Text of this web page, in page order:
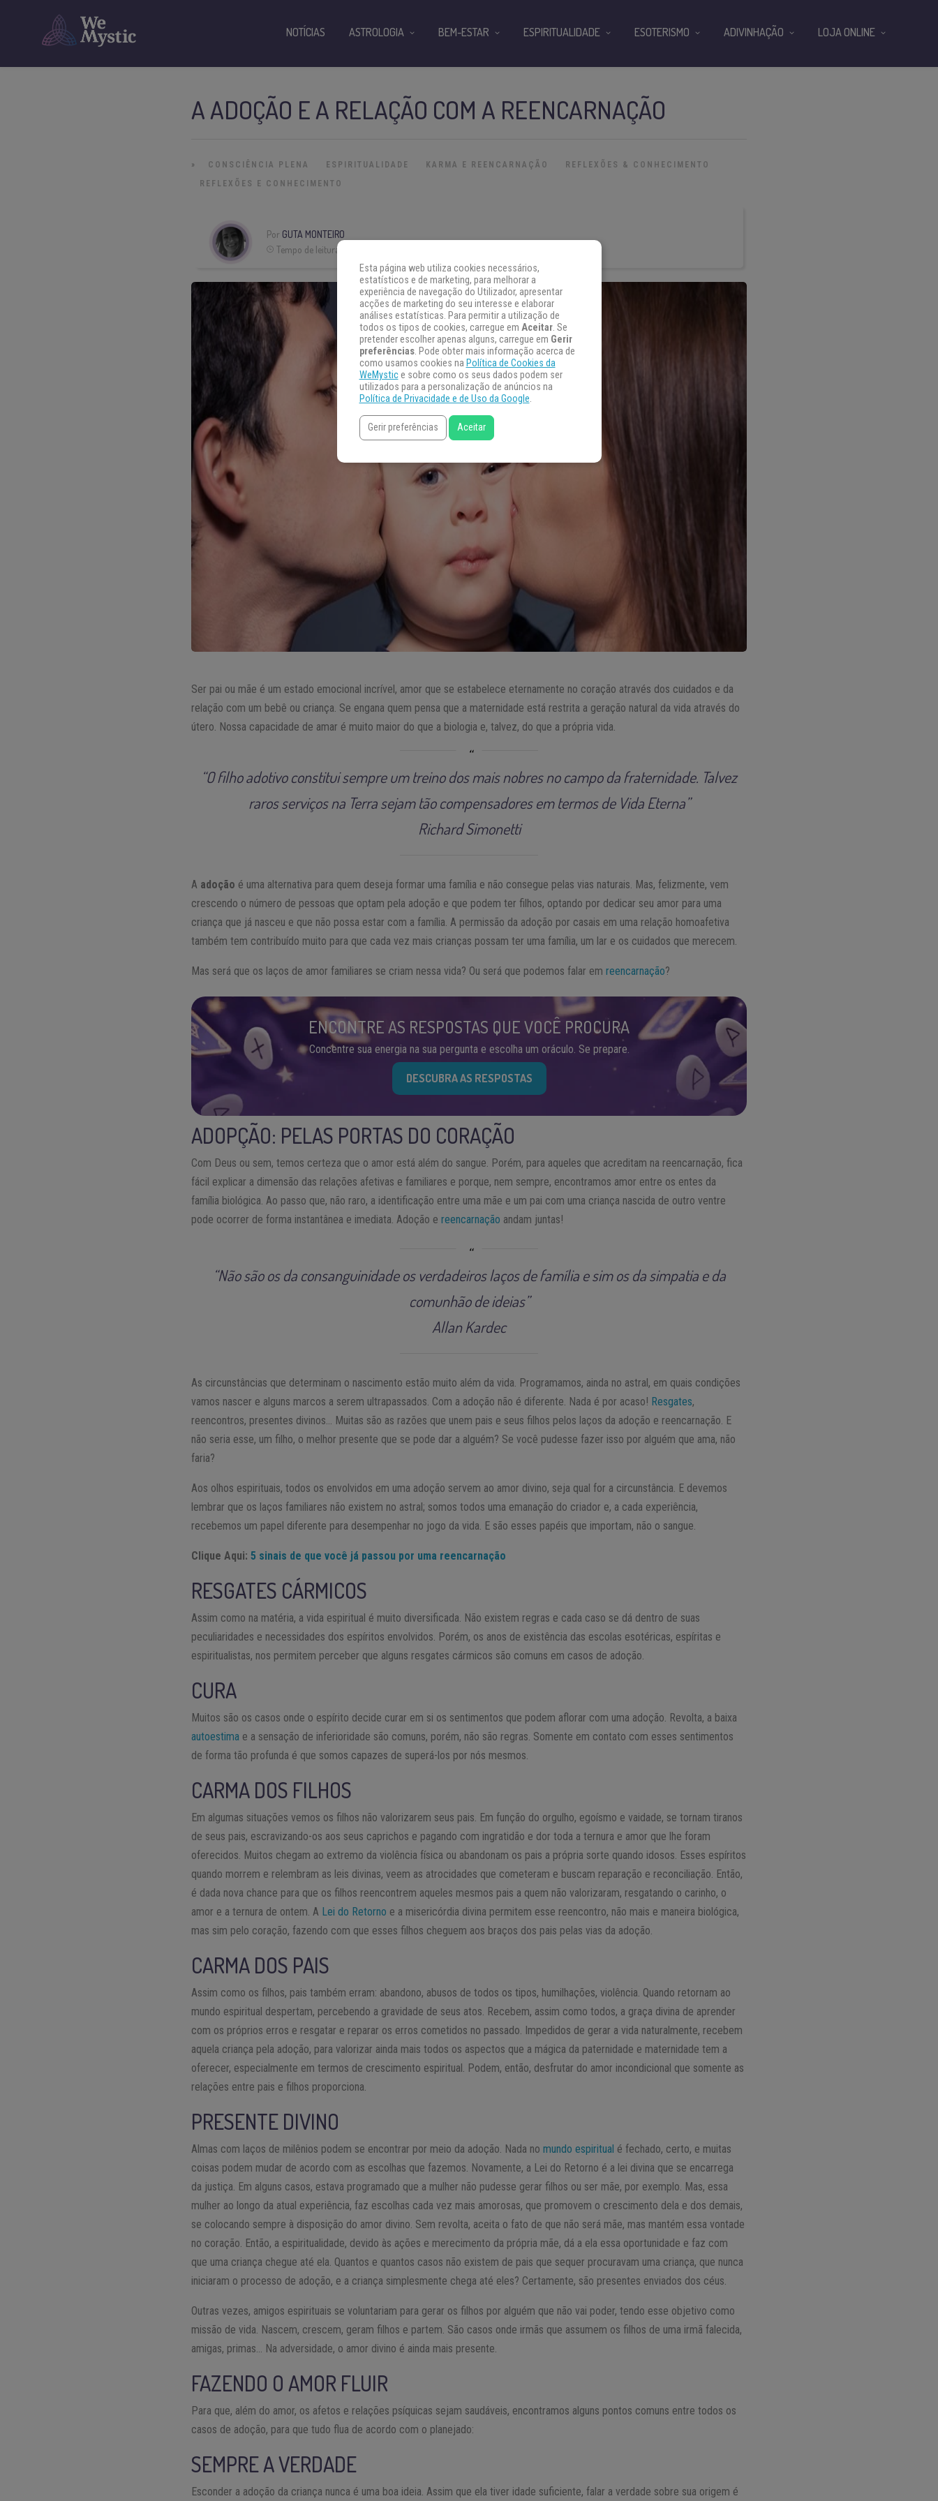
A ADOÇÃO E A RELAÇÃO COM A REENCARNAÇÃO
» CONSCIÊNCIA PLENA ESPIRITUALIDADE KARMA E REENCARNAÇÃO
REFLEXÕES & CONHECIMENTO
REFLEXÕES E CONHECIMENTO
Por GUTA MONTEIRO
Tempo de leitura:
Ser pai ou mãe é um estado emocional incrível, amor que se estabelece eternamente no coração através dos cuidados e da
relação com um bebê ou criança. Se engana quem pensa que a maternidade está restrita a geração natural da vida através do
útero. Nossa capacidade de amar é muito maior do que a biologia e, talvez, do que a própria vida.
“O filho adotivo constitui sempre um treino dos mais nobres no campo da fraternidade. Talvez
raros serviços na Terra sejam tão compensadores em termos de Vida Eterna”
Richard Simonetti
A adoção é uma alternativa para quem deseja formar uma família e não consegue pelas vias naturais. Mas, felizmente, vem
crescendo o número de pessoas que optam pela adoção e que podem ter filhos, optando por dedicar seu amor para uma
criança que já nasceu e que não possa estar com a família. A permissão da adoção por casais em uma relação homoafetiva
também tem contribuído muito para que cada vez mais crianças possam ter uma família, um lar e os cuidados que merecem.
Mas será que os laços de amor familiares se criam nessa vida? Ou será que podemos falar emreencarnação?
ENCONTRE AS RESPOSTAS QUE VOCÊ PROCURA
Concentre sua energia na sua pergunta e escolha um oráculo. Se prepare.
DESCUBRA AS RESPOSTAS
ADOPÇÃO: PELAS PORTAS DO CORAÇÃO
Com Deus ou sem, temos certeza que o amor está além do sangue. Porém, para aqueles que acreditam na reencarnação, fica
fácil explicar a dimensão das relações afetivas e familiares e porque, nem sempre, encontramos amor entre os entes da
família biológica. Ao passo que, não raro, a identificação entre uma mãe e um pai com uma criança nascida de outro ventre
pode ocorrer de forma instantânea e imediata. Adoção ereencarnação andam juntas!
“Não são os da consanguinidade os verdadeiros laços de família e sim os da simpatia e da
comunhão de ideias”
Allan Kardec
As circunstâncias que determinam o nascimento estão muito além da vida. Programamos, ainda no astral, em quais condições
vamos nascer e alguns marcos a serem ultrapassados. Com a adoção não é diferente. Nada é por acaso! Resgates,
reencontros, presentes divinos… Muitas são as razões que unem pais e seus filhos pelos laços da adoção e reencarnação. E
não seria esse, um filho, o melhor presente que se pode dar a alguém? Se você pudesse fazer isso por alguém que ama, não
faria?
Aos olhos espirituais, todos os envolvidos em uma adoção servem ao amor divino, seja qual for a circunstância. E devemos
lembrar que os laços familiares não existem no astral; somos todos uma emanação do criador e, a cada experiência,
recebemos um papel diferente para desempenhar no jogo da vida. E são esses papéis que importam, não o sangue.
Clique Aqui:5 sinais de que você já passou por uma reencarnação
RESGATES CÁRMICOS
Assim como na matéria, a vida espiritual é muito diversificada. Não existem regras e cada caso se dá dentro de suas
peculiaridades e necessidades dos espíritos envolvidos. Porém, os anos de existência das escolas esotéricas, espíritas e
espiritualistas, nos permitem perceber que alguns resgates cármicos são comuns em casos de adoção.
CURA
Muitos são os casos onde o espírito decide curar em si os sentimentos que podem aflorar com uma adoção. Revolta, a baixa
autoestima e a sensação de inferioridade são comuns, porém, não são regras. Somente em contato com esses sentimentos
de forma tão profunda é que somos capazes de superá-los por nós mesmos.
CARMA DOS FILHOS
Em algumas situações vemos os filhos não valorizarem seus pais. Em função do orgulho, egoísmo e vaidade, se tornam tiranos
de seus pais, escravizando-os aos seus caprichos e pagando com ingratidão e dor toda a ternura e amor que lhe foram
oferecidos. Muitos chegam ao extremo da violência física ou abandonam os pais a própria sorte quando idosos. Esses espíritos
quando morrem e relembram as leis divinas, veem as atrocidades que cometeram e buscam reparação e reconciliação. Então,
é dada nova chance para que os filhos reencontrem aqueles mesmos pais a quem não valorizaram, resgatando o carinho, o
amor e a ternura de ontem. A Lei do Retorno e a misericórdia divina permitem esse reencontro, não mais e maneira biológica,
mas sim pelo coração, fazendo com que esses filhos cheguem aos braços dos pais pelas vias da adoção.
CARMA DOS PAIS
Assim como os filhos, pais também erram: abandono, abusos de todos os tipos, humilhações, violência. Quando retornam ao
mundo espiritual despertam, percebendo a gravidade de seus atos. Recebem, assim como todos, a graça divina de aprender
com os próprios erros e resgatar e reparar os erros cometidos no passado. Impedidos de gerar a vida naturalmente, recebem
aquela criança pela adoção, para valorizar ainda mais todos os aspectos que a mágica da paternidade e maternidade tem a
oferecer, especialmente em termos de crescimento espiritual. Podem, então, desfrutar do amor incondicional que somente as
relações entre pais e filhos proporciona.
PRESENTE DIVINO
Almas com laços de milênios podem se encontrar por meio da adoção. Nada nomundo espiritual é fechado, certo, e muitas
coisas podem mudar de acordo com as escolhas que fazemos. Novamente, a Lei do Retorno é a lei divina que se encarrega
da justiça. Em alguns casos, estava programado que a mulher não pudesse gerar filhos ou ser mãe, por exemplo. Mas, essa
mulher ao longo da atual experiência, faz escolhas cada vez mais amorosas, que promovem o crescimento dela e dos demais,
se colocando sempre à disposição do amor divino. Sem revolta, aceita o fato de que não será mãe, mas mantém essa vontade
no coração. Então, a espiritualidade, devido às ações e merecimento da própria mãe, dá a ela essa oportunidade e faz com
que uma criança chegue até ela. Quantos e quantos casos não existem de pais que sequer procuravam uma criança, que nunca
iniciaram o processo de adoção, e a criança simplesmente chega até eles? Certamente, são presentes enviados dos céus.
Outras vezes, amigos espirituais se voluntariam para gerar os filhos por alguém que não vai poder, tendo esse objetivo como
missão de vida. Nascem, crescem, geram filhos e partem. São casos onde irmãs que assumem os filhos de uma irmã falecida,
amigas, primas… Na adversidade, o amor divino é ainda mais presente.
FAZENDO O AMOR FLUIR
Para que, além do amor, os afetos e relações psíquicas sejam saudáveis, encontramos alguns pontos comuns entre todos os
casos de adoção, para que tudo flua de acordo com o planejado:
SEMPRE A VERDADE
Esconder a adoção da criança nunca é uma boa ideia. Assim que ela tiver idade suficiente, falar a verdade sobre sua origem é
NOTÍCIAS ASTROLOGIA BEM-ESTAR ESPIRITUALIDADE ESOTERISMO ADIVINHAÇÃO LOJA ONLINE
Esta página web utiliza cookies necessários,
estatísticos e de marketing, para melhorar a
experiência de navegação do Utilizador, apresentar
acções de marketing do seu interesse e elaborar
análises estatísticas. Para permitir a utilização de
todos os tipos de cookies, carregue em Aceitar. Se
pretender escolher apenas alguns, carregue em Gerir
preferências. Pode obter mais informação acerca de
como usamos cookies na Política de Cookies da
WeMystice sobre como os seus dados podem ser
utilizados para a personalização de anúncios na
Política de Privacidade e de Uso da Google.
Gerir preferências Aceitar